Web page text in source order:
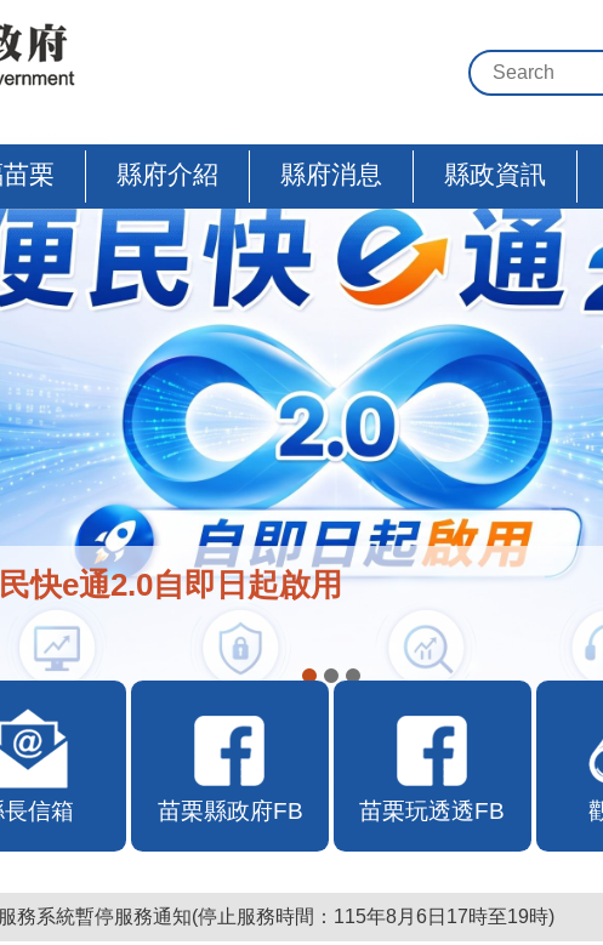
栗 縣府介紹 縣府消息 縣政資訊
快e通2.0自即日起啟用
長信箱 苗栗縣政府FB 苗栗玩透透FB
務系統暫停服務通知(停止服務時間：115年8月6日17時至19時)